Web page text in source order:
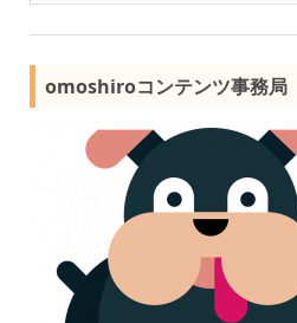
omoshiroコンテンツ事務局